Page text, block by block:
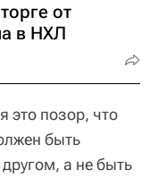
от
в НХЛ
это позор, что
быть
а не быть